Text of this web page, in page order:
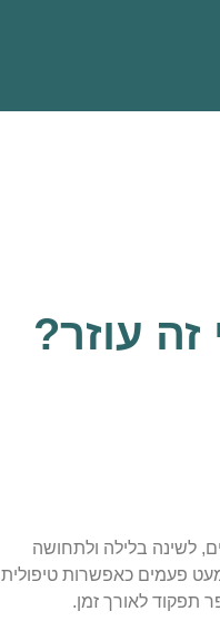
זה עוזר?
לשינה בלילה ולתחושה
פעמים כאפשרות טיפולית
תפקוד לאורך זמן.